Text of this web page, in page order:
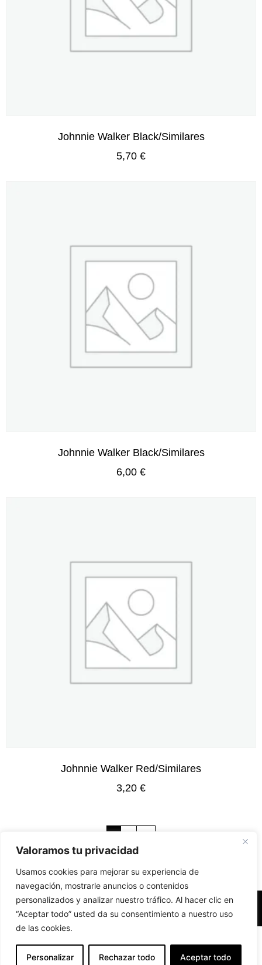
Valoramos tu privacidad
Usamos cookies para mejorar su experiencia de
navegación, mostrarle anuncios o contenidos
personalizados y analizar nuestro tráfico. Al hacer clic en
“Aceptar todo” usted da su consentimiento a nuestro uso
de las cookies.
Personalizar Rechazar todo Aceptar todo
Johnnie Walker Black/Similares
5,70 €
Johnnie Walker Black/Similares
6,00 €
Johnnie Walker Red/Similares
3,20 €
1
EN